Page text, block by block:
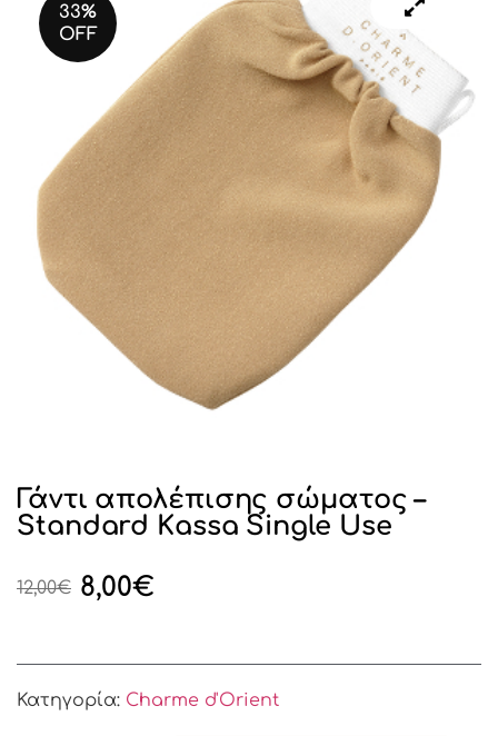
33%
OFF
Γάντι απολέπισης σώματος –
Standard Κassa Single Use
12,00€ 8,00€
Κατηγορία: Charme d'Orient